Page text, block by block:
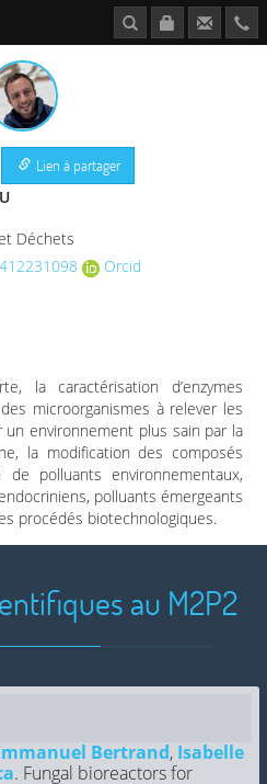
Lien à partager
Déchets
Orcid
la caractérisation d’enzymes
microorganismes à relever les
environnement plus sain par la
la modification des composés
de polluants environnementaux,
polluants émergeants
procédés biotechnologiques.
au M2P2
Bertrand, Isabelle
. Fungal bioreactors for